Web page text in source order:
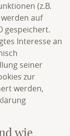
(z.B.
auf
gespeichert.
Interesse an
seiner
zur
werden,
wie